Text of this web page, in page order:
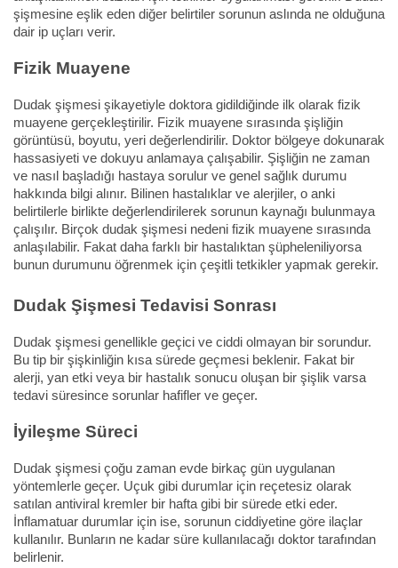
şişmesine eşlik eden diğer belirtiler sorunun aslında ne olduğuna
dair ip uçları verir.
Fizik Muayene
Dudak şişmesi şikayetiyle doktora gidildiğinde ilk olarak fizik
muayene gerçekleştirilir. Fizik muayene sırasında şişliğin
görüntüsü, boyutu, yeri değerlendirilir. Doktor bölgeye dokunarak
hassasiyeti ve dokuyu anlamaya çalışabilir. Şişliğin ne zaman
ve nasıl başladığı hastaya sorulur ve genel sağlık durumu
hakkında bilgi alınır. Bilinen hastalıklar ve alerjiler, o anki
belirtilerle birlikte değerlendirilerek sorunun kaynağı bulunmaya
çalışılır. Birçok dudak şişmesi nedeni fizik muayene sırasında
anlaşılabilir. Fakat daha farklı bir hastalıktan şüpheleniliyorsa
bunun durumunu öğrenmek için çeşitli tetkikler yapmak gerekir.
Dudak Şişmesi Tedavisi Sonrası
Dudak şişmesi genellikle geçici ve ciddi olmayan bir sorundur.
Bu tip bir şişkinliğin kısa sürede geçmesi beklenir. Fakat bir
alerji, yan etki veya bir hastalık sonucu oluşan bir şişlik varsa
tedavi süresince sorunlar hafifler ve geçer.
İyileşme Süreci
Dudak şişmesi çoğu zaman evde birkaç gün uygulanan
yöntemlerle geçer. Uçuk gibi durumlar için reçetesiz olarak
satılan antiviral kremler bir hafta gibi bir sürede etki eder.
İnflamatuar durumlar için ise, sorunun ciddiyetine göre ilaçlar
kullanılır. Bunların ne kadar süre kullanılacağı doktor tarafından
belirlenir.